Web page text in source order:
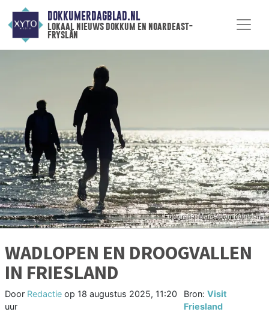
DOKKUMERDAGBLAD.NL
lokaal nieuws dokkum en noardeast-
fryslân
WADLOPEN EN DROOGVALLEN
IN FRIESLAND
Door Redactie op 18 augustus 2025, 11:20
uur
Bron:Visit
Friesland